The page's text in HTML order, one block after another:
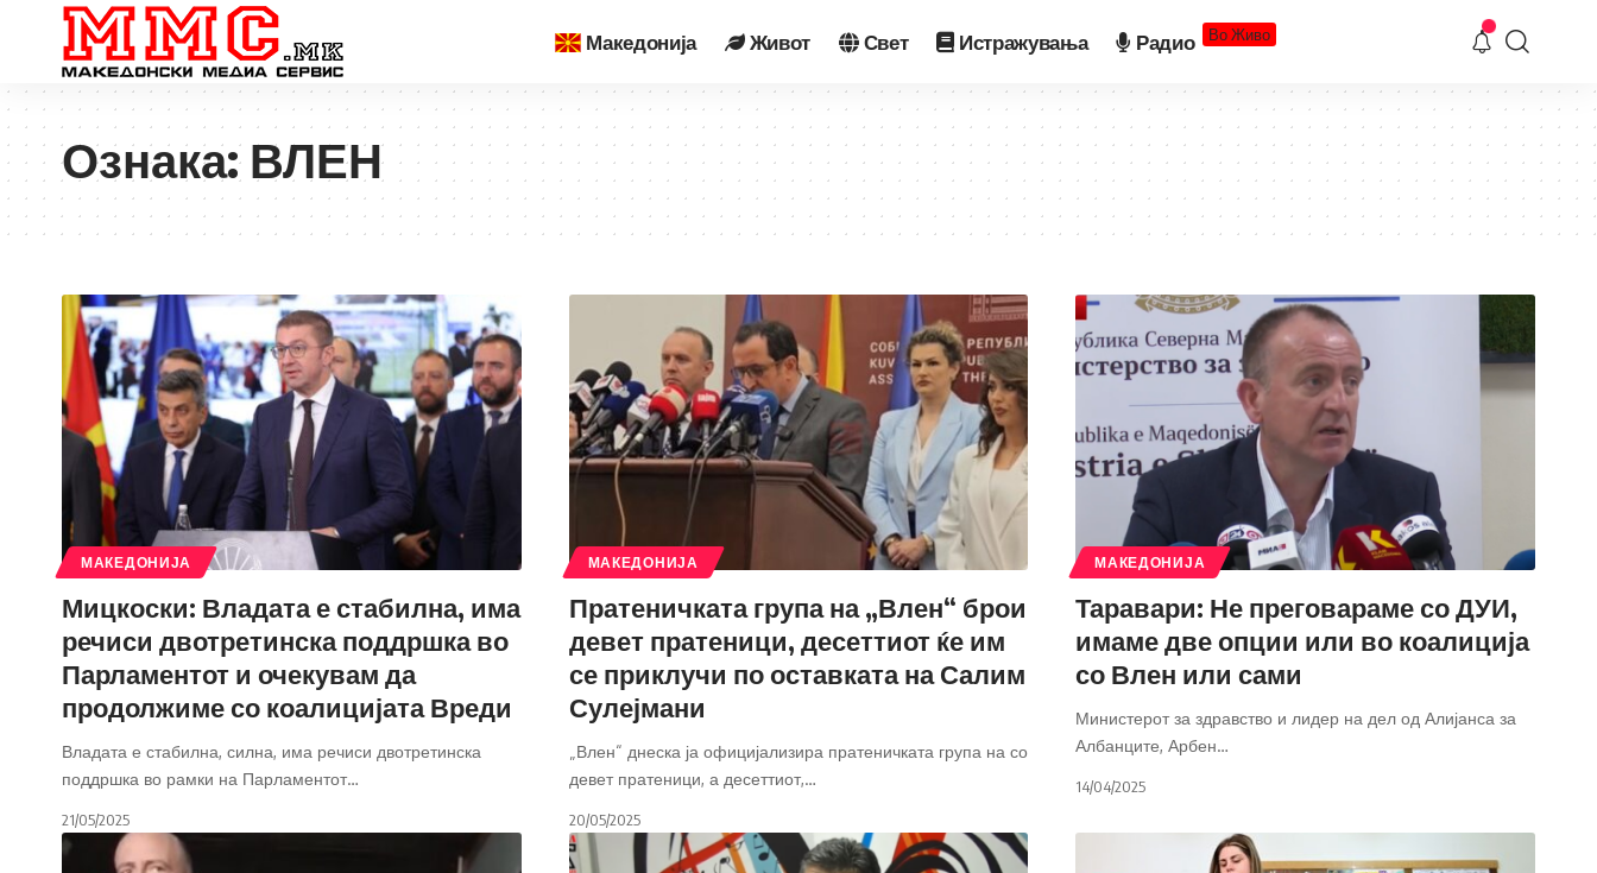
Македонија Живот Свет Истражувања Радио Во Живо
Ознака:ВЛЕН
МАКЕДОНИЈА
Мицкоски: Владата е стабилна, има
речиси двотретинска поддршка во
Парламентот и очекувам да
продолжиме со коалицијата Вреди
Владата е стабилна, силна, има речиси двотретинска
поддршка во рамки на Парламентот…
21/05/2025
МАКЕДОНИЈА
Пратеничката група на „Влен“ брои
девет пратеници, десеттиот ќе им
се приклучи по оставката на Салим
Сулејмани
„Влен“ днеска ја официјализира пратеничката група на со
девет пратеници, а десеттиот,…
20/05/2025
МАКЕДОНИЈА
Таравари: Не преговараме со ДУИ,
имаме две опции или во коалиција
со Влен или сами
Министерот за здравство и лидер на дел од Алијанса за
Албанците, Арбен…
14/04/2025